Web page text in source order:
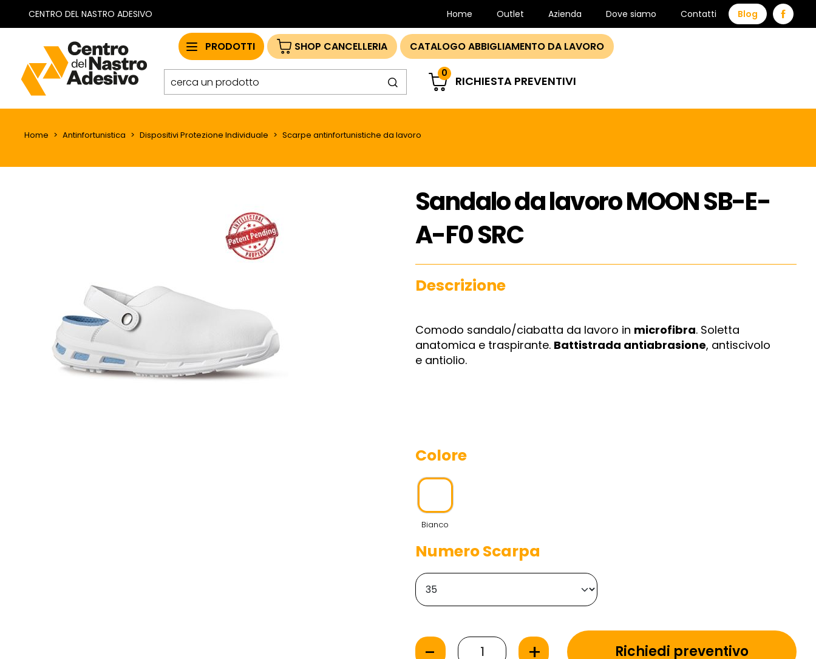
CENTRO DEL NASTRO ADESIVO Home Outlet Azienda Dove siamo Contatti Blog
PRODOTTI SHOP CANCELLERIA CATALOGO ABBIGLIAMENTO DA LAVORO
0
RICHIESTA PREVENTIVI
Home Antinfortunistica Dispositivi Protezione Individuale Scarpe antinfortunistiche da lavoro
Sandalo da lavoro MOON SB-E-
A-F0 SRC
Descrizione
Comodo sandalo/ciabatta da lavoro in microfibra. Soletta
anatomica e traspirante. Battistrada antiabrasione, antiscivolo
e antiolio.
Colore
Bianco
Numero Scarpa
- + Richiedi preventivo